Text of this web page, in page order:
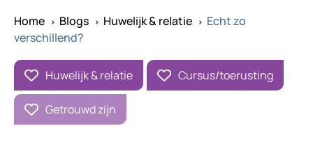
Home ^ Blogs ^ Huwelijk & relatie ^
Echt zo
verschillend?
Huwelijk & relatie Cursus/toerusting
Getrouwd zijn